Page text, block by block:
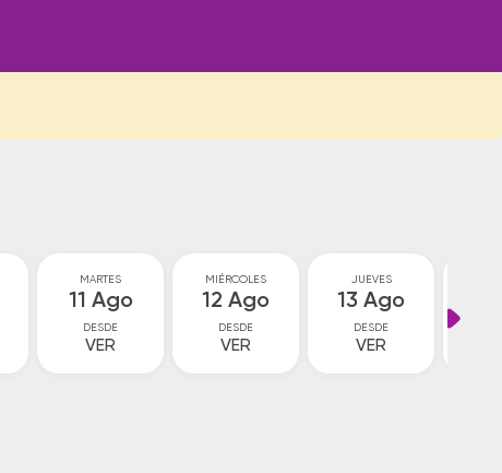
MARTES
11 Ago
DESDE
VER
MIÉRCOLES
12 Ago
DESDE
VER
JUEVES
13 Ago
DESDE
VER